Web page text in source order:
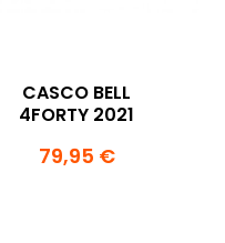
CASCO BELL
4FORTY 2021
79,95 €